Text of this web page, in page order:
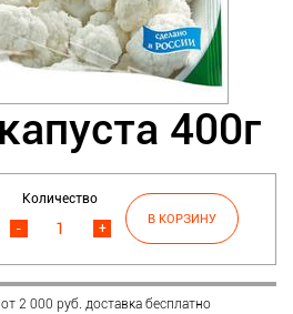
400г
Количество
+
-
2 000 руб. доставка бесплатно